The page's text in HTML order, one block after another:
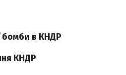
бомби в КНДР
КНДР